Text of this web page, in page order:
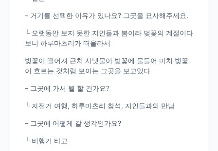
– 거기를 선택한 이유가 있나요? 그곳을 묘사해주세요.
└ 오랫동안 보지 못한 지인들과 봄이라 벚꽃의 계절이다
보니 하루마츠리가 떠올라서
벚꽃이 떨어져 근처 시냇물이 벚꽃에 물들어 마치 벚꽃
이 흐르는 것처럼 보이는 그곳을 보고있다
– 그곳에 가서 뭘 할 건가요?
└ 자전거 여행, 하루마츠리 참석, 지인들과의 만남
– 그곳에 어떻게 갈 생각인가요?
└ 비행기 타고